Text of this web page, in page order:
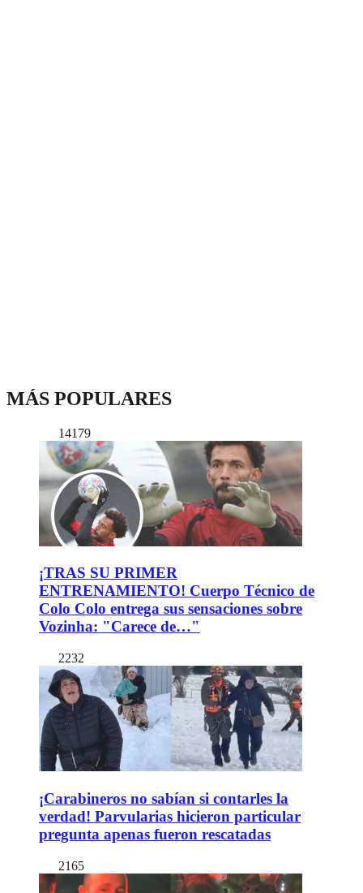
MÁS POPULARES
14179
¡TRAS SU PRIMER
ENTRENAMIENTO! Cuerpo Técnico de
Colo Colo entrega sus sensaciones sobre
Vozinha: "Carece de…"
2232
¡Carabineros no sabían si contarles la
verdad! Parvularias hicieron particular
pregunta apenas fueron rescatadas
2165